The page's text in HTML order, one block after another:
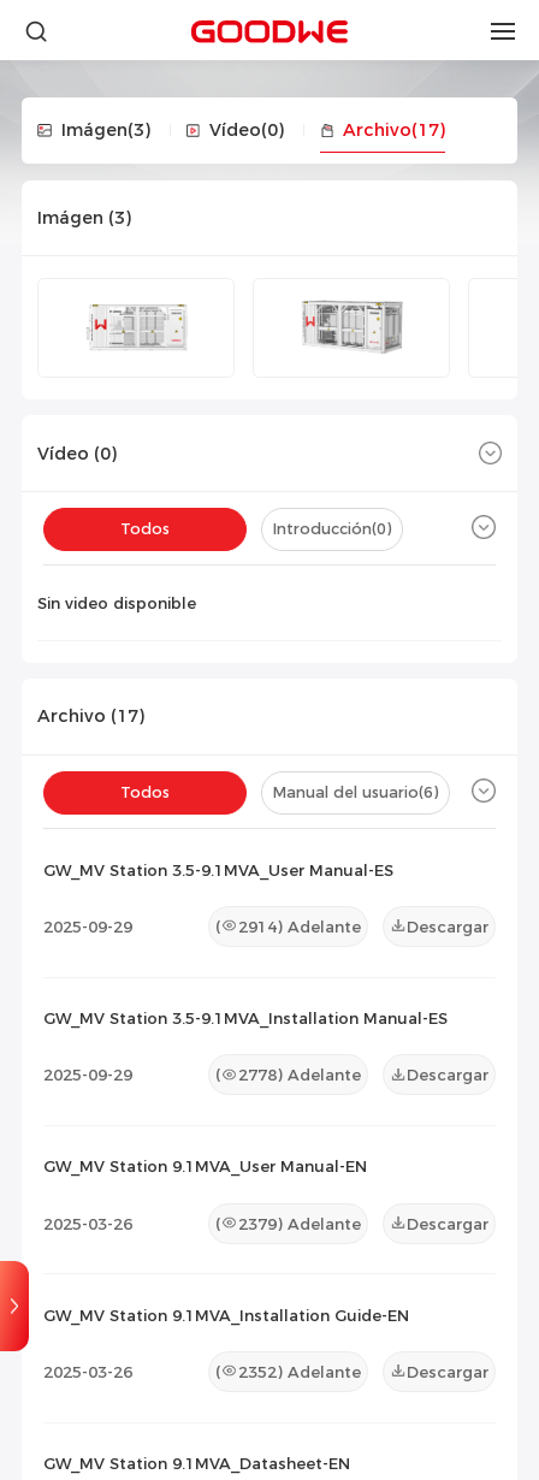
Imágen(3) Vídeo(0) Archivo(17)
Imágen (3)
Vídeo (0)
Todos Introducción(0)
Sin video disponible
Archivo (17)
Todos Manual del usuario(6)
GW_MV Station 3.5-9.1MVA_User Manual-ES
2025-09-29 ( 2914) Adelante Descargar
GW_MV Station 3.5-9.1MVA_Installation Manual-ES
2025-09-29 ( 2778) Adelante Descargar
GW_MV Station 9.1MVA_User Manual-EN
2025-03-26 ( 2379) Adelante Descargar
GW_MV Station 9.1MVA_Installation Guide-EN
2025-03-26 ( 2352) Adelante Descargar
GW_MV Station 9.1MVA_Datasheet-EN